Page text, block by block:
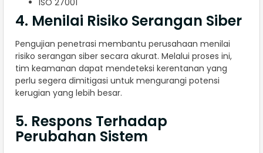
ISO 27001
4. Menilai Risiko Serangan Siber
Pengujian penetrasi membantu perusahaan menilai
risiko serangan siber secara akurat. Melalui proses ini,
tim keamanan dapat mendeteksi kerentanan yang
perlu segera dimitigasi untuk mengurangi potensi
kerugian yang lebih besar.
5. Respons Terhadap
Perubahan Sistem